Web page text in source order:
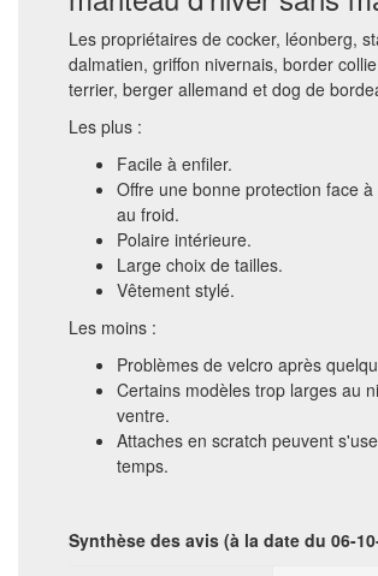
Les propriétaires de cocker, léonberg,
dalmatien, griffon nivernais, border
terrier, berger allemand et dog de
Les plus :
Facile à enfiler.
Offre une bonne protection face
au froid.
Polaire intérieure.
Large choix de tailles.
Vêtement stylé.
Les moins :
Problèmes de velcro après
Certains modèles trop larges au
ventre.
Attaches en scratch peuvent
temps.
Synthèse des avis (à la date du 06-